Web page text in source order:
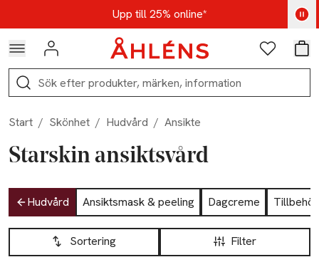
Hoppa till navigationsmenynUpp till 25% online*
Kod: AUG25 - Shoppa nu
Logga in Favoriter
Sök
Start / Skönhet / Hudvård / Ansikte
Starskin ansiktsvård
Hoppa till produktsidan
Hudvård Ansiktsmask & peeling Dagcreme
Tillbehör
Hoppa till produktsidan
Filter
Sortering
Lista över produkter